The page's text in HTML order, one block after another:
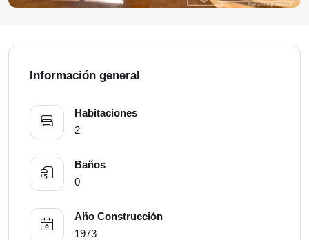
Información general
Habitaciones
2
Baños
0
Año Construcción
1973